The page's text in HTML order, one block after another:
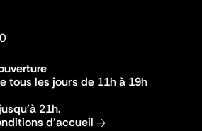
tous les jours de 11h à 19h
21h.
d'accueil